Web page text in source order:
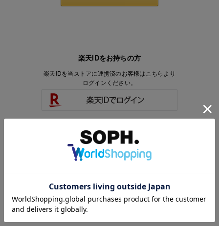
楽天IDをお持ちの方
楽天IDを当ストアに連携済のお客様はこちらより
ログインください。
楽天IDをお持ちで、当ストアのアカウントを
お持ちでないお客様はこちらより
会員登録いただけます。